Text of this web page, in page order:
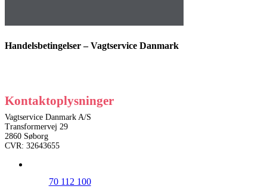
Handelsbetingelser – Vagtservice Danmark
Kontaktoplysninger
Vagtservice Danmark A/S
Transformervej 29
2860 Søborg
CVR: 32643655
70 112 100